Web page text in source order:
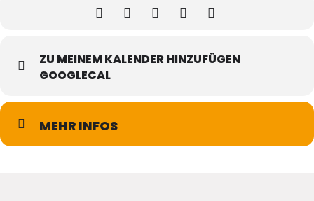
ZU MEINEM KALENDER HINZUFÜGEN
GOOGLECAL
MEHR INFOS